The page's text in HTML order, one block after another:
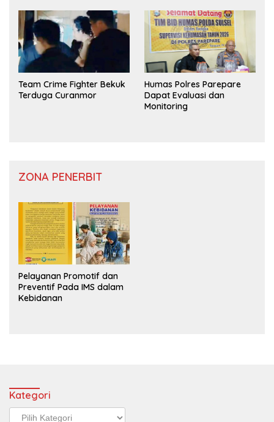
Team Crime Fighter Bekuk
Terduga Curanmor
Humas Polres Parepare
Dapat Evaluasi dan
Monitoring
ZONA PENERBIT
Pelayanan Promotif dan
Preventif Pada IMS dalam
Kebidanan
Kategori
Kategori